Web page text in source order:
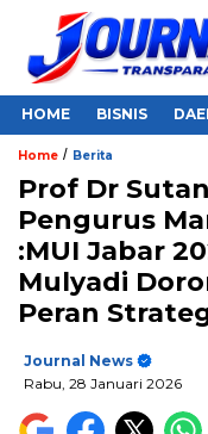
HOME BISNIS
Home / Berita
Prof Dr
Pengurus
:MUI Jabar
Mulyadi
Peran
Journal News
Rabu, 28 Januari 2026